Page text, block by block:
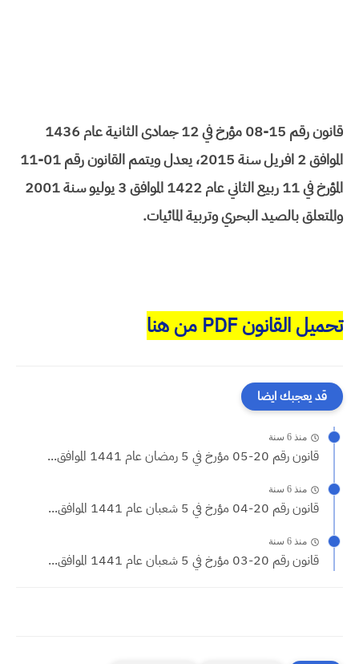
قانون رقم 15-08 مؤرخ في 12 جمادى الثانية عام 1436
الموافق 2 افريل سنة 2015، يعدل ويتمم القانون رقم 01-11
المؤرخ في 11 ربيع الثاني عام 1422 الموافق 3 يوليو سنة 2001
والمتعلق بالصيد البحري وتربية المائيات.
تحميل القانون PDF من هنا
قد يعجبك ايضا
منذ 6 سنة
قانون رقم 20-05 مؤرخ في 5 رمضان عام 1441 الموافق...
منذ 6 سنة
قانون رقم 20-04 مؤرخ في 5 شعبان عام 1441 الموافق...
منذ 6 سنة
قانون رقم 20-03 مؤرخ في 5 شعبان عام 1441 الموافق...